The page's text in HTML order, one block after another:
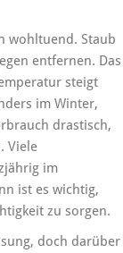
wohltuend. Staub
entfernen. Das
steigt
im Winter,
drastisch,
Viele
im
ist es wichtig,
zu sorgen.
doch darüber